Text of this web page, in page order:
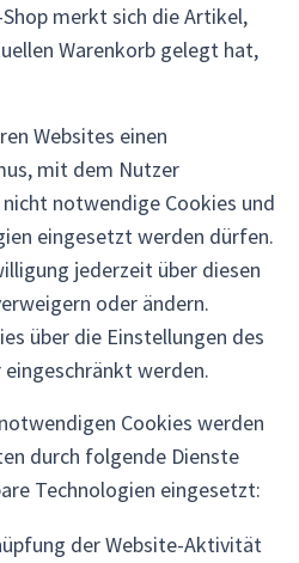
merkt sich die Artikel,
Warenkorb gelegt hat,
Websites einen
mit dem Nutzer
notwendige Cookies und
eingesetzt werden dürfen.
jederzeit über diesen
oder ändern.
über die Einstellungen des
werden.
Cookies werden
durch folgende Dienste
Technologien eingesetzt:
der Website-Aktivität